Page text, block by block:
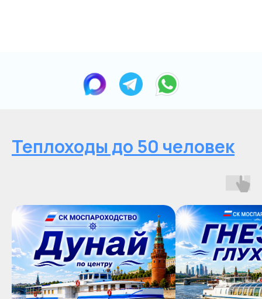
Теплоходы до 50 человек